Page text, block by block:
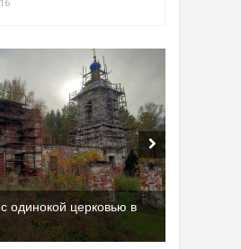
одинокой церковью в
часть имени Сухэ-